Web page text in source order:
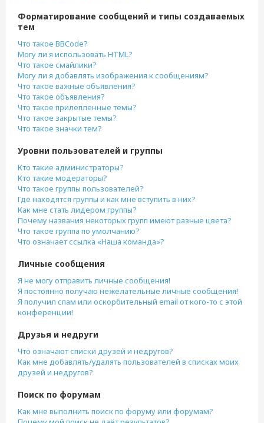
Форматирование сообщений и типы создаваемых
тем
Что такое BBCode?
Могу ли я использовать HTML?
Что такое смайлики?
Могу ли я добавлять изображения к сообщениям?
Что такое важные объявления?
Что такое объявления?
Что такое прилепленные темы?
Что такое закрытые темы?
Что такое значки тем?
Уровни пользователей и группы
Кто такие администраторы?
Кто такие модераторы?
Что такое группы пользователей?
Где находятся группы и как мне вступить в них?
Как мне стать лидером группы?
Почему названия некоторых групп имеют разные цвета?
Что такое группа по умолчанию?
Что означает ссылка «Наша команда»?
Личные сообщения
Я не могу отправить личные сообщения!
Я постоянно получаю нежелательные личные сообщения!
Я получил спам или оскорбительный email от кого-то с этой
конференции!
Друзья и недруги
Что означают списки друзей и недругов?
Как мне добавлять/удалять пользователей в списках моих
друзей и недругов?
Поиск по форумам
Как мне выполнить поиск по форуму или форумам?